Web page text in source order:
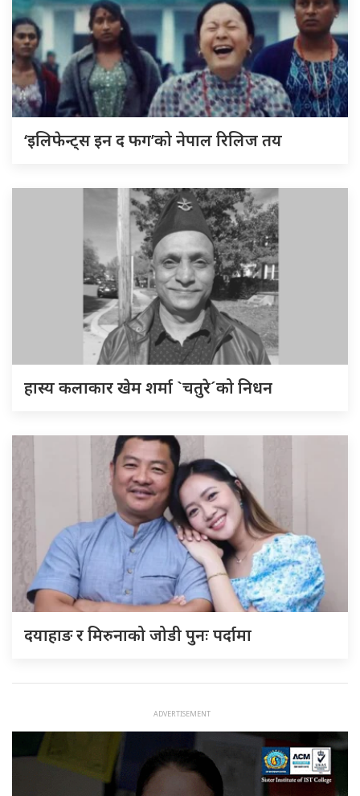
‘इलिफेन्ट्स इन द फग’को नेपाल रिलिज तय
हास्य कलाकार खेम शर्मा `चतुरे´को निधन
दयाहाङ र मिरुनाको जोडी पुनः पर्दामा